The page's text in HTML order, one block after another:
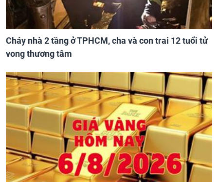
Cháy nhà 2 tầng ở TPHCM, cha và con trai 12 tuổi tử
vong thương tâm